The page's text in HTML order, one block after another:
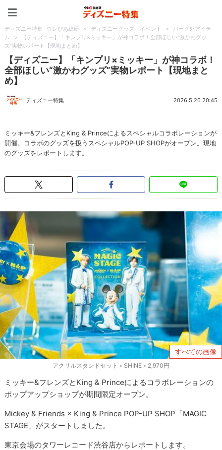
ディズニー特集 -ウレぴあ総研 > ディズニーグッズ・イベント >
パーク外アイテ
ム
>
【ディズニー】「キンプリ×ミッキー」が神コラボ！全部ほしい“激かわグッ
ズ”実物レポート【現地まとめ】
【ディズニー】「キンプリ×ミッキー」が神コラボ！
全部ほしい“激かわグッズ”実物レポート【現地まと
め】
ディズニー特集 2026.5.26 20:45
ミッキー&フレンズとKing & Princeによるスペシャルコラボレーションが
開催。コラボのグッズを扱うスペシャルPOP-UP SHOPがオープン。現地
のグッズをレポートします。
すべての画像
アクリルスタンドセット＜SHINE＞2,970円
ミッキー&フレンズとKing & Princeによるコラボレーションの
ポップアップショップが期間限定オープン。
Mickey & Friends × King & Prince POP-UP SHOP「MAGIC
STAGE」がスタートしました。
東京会場のタワーレコード渋谷店からレポートします。